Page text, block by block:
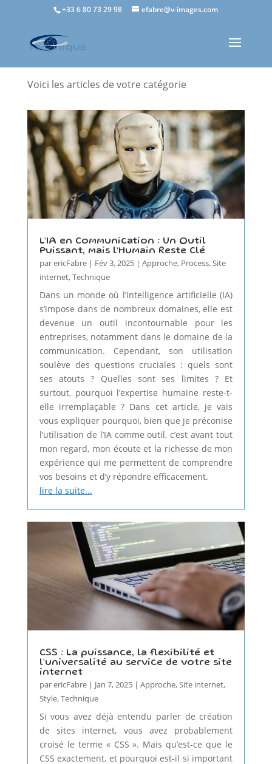
+33 6 80 73 29 98 efabre@v-images.com
Technique
Voici les articles de votre catégorie
L’IA en Communication : Un Outil
Puissant, mais l’Humain Reste Clé
parericFabre| Fév 3, 2025| Approche, Process,Site
internet,Technique
Dans un monde où l’intelligence artificielle (IA)
s’impose dans de nombreux domaines, elle est
devenue un outil incontournable pour les
entreprises, notamment dans le domaine de la
communication. Cependant, son utilisation
soulève des questions cruciales : quels sont
ses atouts ? Quelles sont ses limites ? Et
surtout, pourquoi l’expertise humaine reste-t-
elle irremplaçable ? Dans cet article, je vais
vous expliquer pourquoi, bien que je préconise
l’utilisation de l’IA comme outil, c’est avant tout
mon regard, mon écoute et la richesse de mon
expérience qui me permettent de comprendre
vos besoins et d’y répondre efficacement.
lire la suite...
CSS : La puissance, la flexibilité et
l’universalité au service de votre site
internet
parericFabre| Jan 7, 2025| Approche,Site internet,
Style,Technique
Si vous avez déjà entendu parler de création
de sites internet, vous avez probablement
croisé le terme « CSS ». Mais qu’est-ce que le
CSS exactement, et pourquoi est-il si important